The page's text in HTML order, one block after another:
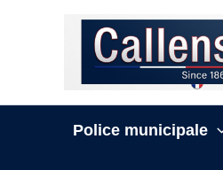
Police municipale